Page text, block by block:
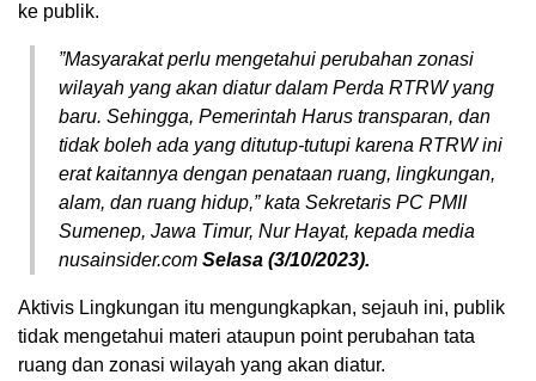
ke publik.
”Masyarakat perlu mengetahui perubahan zonasi
wilayah yang akan diatur dalam Perda RTRW yang
baru. Sehingga, Pemerintah Harus transparan, dan
tidak boleh ada yang ditutup-tutupi karena RTRW ini
erat kaitannya dengan penataan ruang, lingkungan,
alam, dan ruang hidup,” kata Sekretaris PC PMII
Sumenep, Jawa Timur, Nur Hayat, kepada media
nusainsider.com Selasa (3/10/2023).
Aktivis Lingkungan itu mengungkapkan, sejauh ini, publik
tidak mengetahui materi ataupun point perubahan tata
ruang dan zonasi wilayah yang akan diatur.